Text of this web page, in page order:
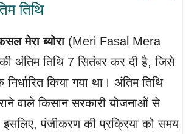
तिथि
मेरा ब्योरा(Meri Fasal Mera
अंतिम तिथि 7 सितंबर कर दी है, जिसे
किया गया था। अंतिम तिथि
वाले किसान सरकारी योजनाओं से
पंजीकरण की प्रक्रिया को समय